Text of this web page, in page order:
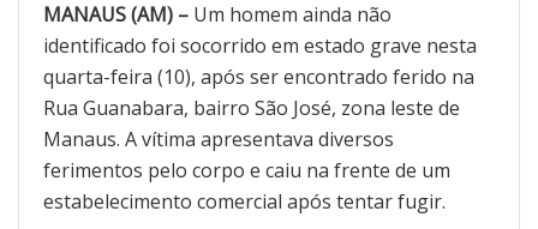
MANAUS (AM) – Um homem ainda não
identificado foi socorrido em estado grave nesta
quarta-feira (10), após ser encontrado ferido na
Rua Guanabara, bairro São José, zona leste de
Manaus. A vítima apresentava diversos
ferimentos pelo corpo e caiu na frente de um
estabelecimento comercial após tentar fugir.